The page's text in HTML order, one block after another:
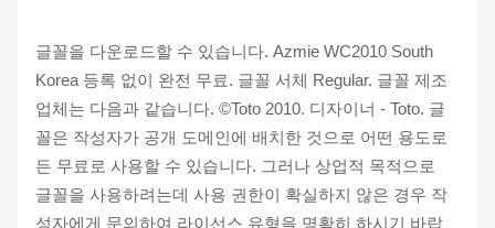
글꼴을 다운로드할 수 있습니다. Azmie WC2010 South
Korea 등록 없이 완전 무료. 글꼴 서체 Regular. 글꼴 제조
업체는 다음과 같습니다. ©Toto 2010. 디자이너 - Toto. 글
꼴은 작성자가 공개 도메인에 배치한 것으로 어떤 용도로
든 무료로 사용할 수 있습니다. 그러나 상업적 목적으로
글꼴을 사용하려는데 사용 권한이 확실하지 않은 경우 작
성자에게 문의하여 라이선스 유형을 명확히 하시기 바랍